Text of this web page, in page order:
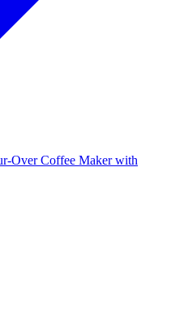
Over Coffee Maker with